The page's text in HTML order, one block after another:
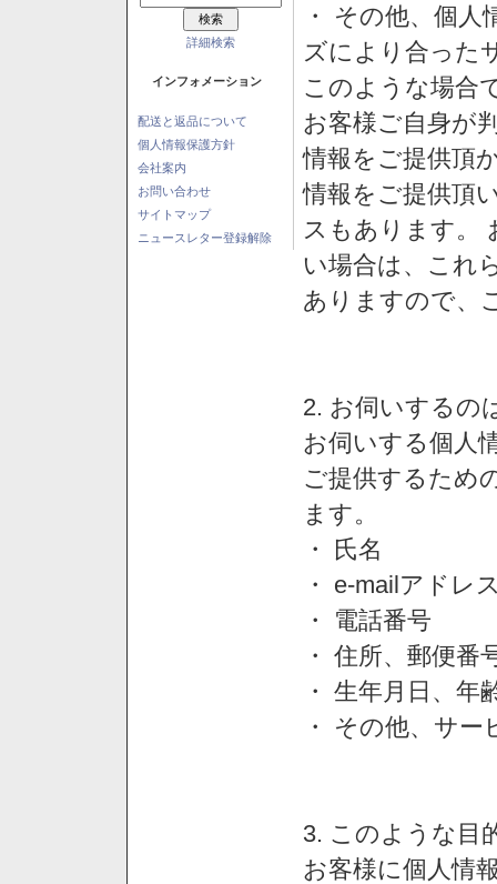
詳細検索
インフォメーション
配送と返品について
個人情報保護方針
会社案内
お問い合わせ
サイトマップ
ニュースレター登録解除
・ その他、個
ズにより合った
このような場合
お客様ご自身が
情報をご提供頂
情報をご提供頂
スもあります。
い場合は、これ
ありますので、
2. お伺いするの
お伺いする個人
ご提供するため
ます。
・ 氏名
・ e-mailアドレ
・ 電話番号
・ 住所、郵便番
・ 生年月日、年
・ その他、サ
3. このような目
お客様に個人情